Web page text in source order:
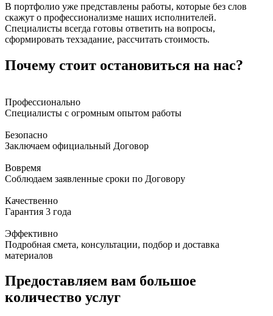
В портфолио уже представлены работы, которые без слов
скажут о профессионализме наших исполнителей.
Специалисты всегда готовы ответить на вопросы,
сформировать техзадание, рассчитать стоимость.
Почему стоит остановиться на нас?
Профессионально
Специалисты с огромным опытом работы
Безопасно
Заключаем официальный Договор
Вовремя
Соблюдаем заявленные сроки по Договору
Качественно
Гарантия 3 года
Эффективно
Подробная смета, консультации, подбор и доставка
материалов
Предоставляем вам большое
количество услуг